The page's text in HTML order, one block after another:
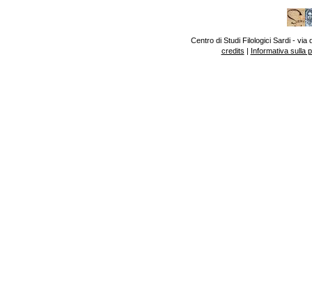
Centro di Studi Filologici Sardi - via
credits | Informativa sulla